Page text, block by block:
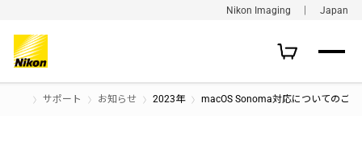
Nikon Imaging ｜ Japan
サポート お知らせ 2023年 macOS Sonoma対応についてのご案